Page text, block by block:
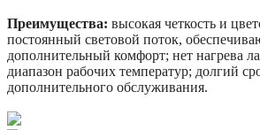
Преимущества: высокая четкость и
постоянный световой поток,
дополнительный комфорт; нет нагрева
диапазон рабочих температур; долгий
дополнительного обслуживания.